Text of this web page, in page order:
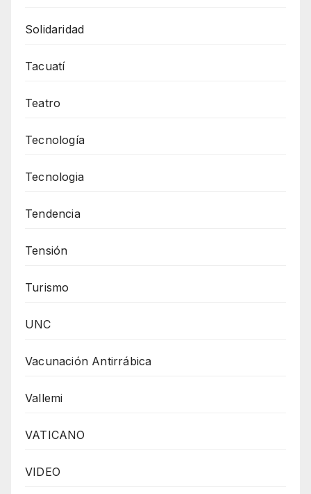
Solidaridad
Tacuatí
Teatro
Tecnología
Tecnologia
Tendencia
Tensión
Turismo
UNC
Vacunación Antirrábica
Vallemi
VATICANO
VIDEO